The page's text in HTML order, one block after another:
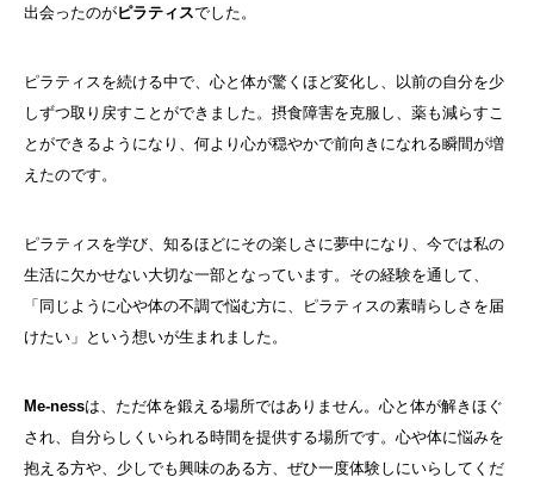
出会ったのがピラティスでした。
ピラティスを続ける中で、心と体が驚くほど変化し、以前の自分を少
しずつ取り戻すことができました。摂食障害を克服し、薬も減らすこ
とができるようになり、何より心が穏やかで前向きになれる瞬間が増
えたのです。
ピラティスを学び、知るほどにその楽しさに夢中になり、今では私の
生活に欠かせない大切な一部となっています。その経験を通して、
「同じように心や体の不調で悩む方に、ピラティスの素晴らしさを届
けたい」という想いが生まれました。
Me-nessは、ただ体を鍛える場所ではありません。心と体が解きほぐ
され、自分らしくいられる時間を提供する場所です。心や体に悩みを
抱える方や、少しでも興味のある方、ぜひ一度体験しにいらしてくだ